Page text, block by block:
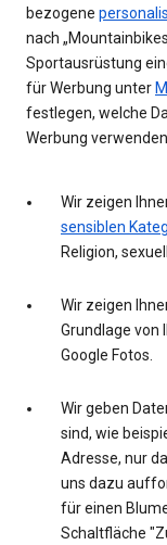
bezogene
nach
Sportausrüstung
für Werbung unter
festlegen, welche
Werbung verwenden.
Wir zeigen
sensiblen
Religion,
Wir zeigen
Grundlage von
Google Fotos.
Wir geben
sind, wie
Adresse, nur
uns dazu
für einen
Schaltfläche